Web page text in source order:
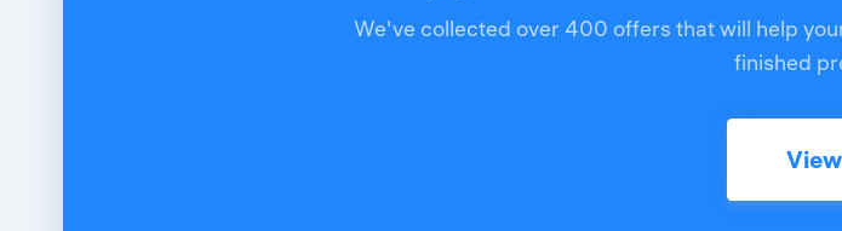
We've collected over 400 offers that will help
finished
View